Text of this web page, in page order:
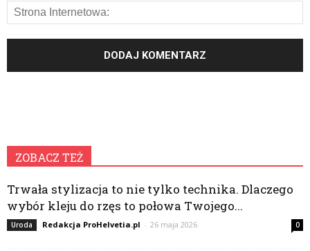
ZOBACZ TEŻ
Trwała stylizacja to nie tylko technika. Dlaczego
wybór kleju do rzęs to połowa Twojego...
Uroda Redakcja ProHelvetia.pl - 26 maja 2026 0